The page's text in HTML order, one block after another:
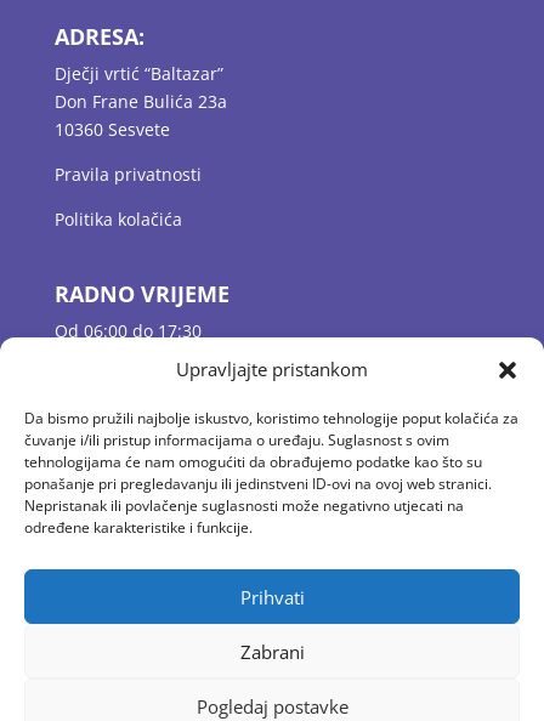
Upravljajte pristankom
Da bismo pružili najbolje iskustvo, koristimo tehnologije poput kolačića za
čuvanje i/ili pristup informacijama o uređaju. Suglasnost s ovim
tehnologijama će nam omogućiti da obrađujemo podatke kao što su
ponašanje pri pregledavanju ili jedinstveni ID-ovi na ovoj web stranici.
Nepristanak ili povlačenje suglasnosti može negativno utjecati na
određene karakteristike i funkcije.
Prihvati
Zabrani
Pogledaj postavke
ADRESA:
Dječji vrtić “Baltazar”
Don Frane Bulića 23a
10360 Sesvete
Pravila privatnosti
Politika kolačića
RADNO VRIJEME
Od 06:00 do 17:30
Jutarnje dežurstvo 06:00 – 07:30
Odgojne skupine 07:30 – 16:30
Popodnevno dežurstvo 16:30 – 17:30
KONTAKT
E-mail: vrtic.baltazar@gmail.com